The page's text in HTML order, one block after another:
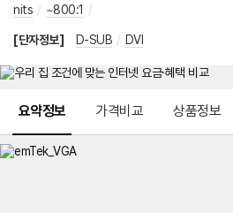
nits / ~800:1 /
[단자정보] D-SUB / DVI
요약정보 가격비교 상품정보